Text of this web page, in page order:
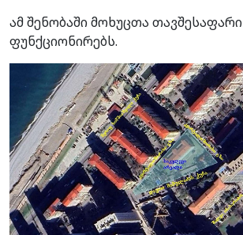
ამ შენობაში მოხუცთა თავშესაფარი
ფუნქციონირებს.